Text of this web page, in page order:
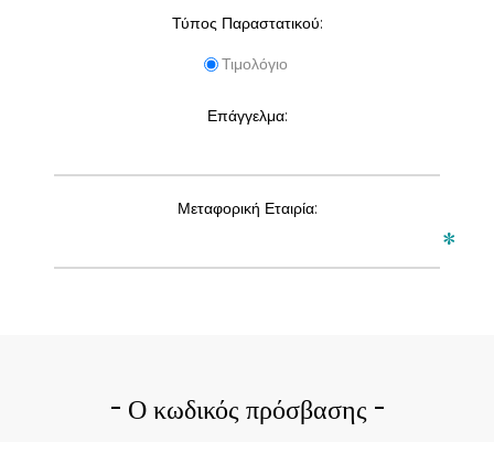
Τύπος Παραστατικού:
Τιμολόγιο
Επάγγελμα:
Μεταφορική Εταιρία:
*
Ο κωδικός πρόσβασης